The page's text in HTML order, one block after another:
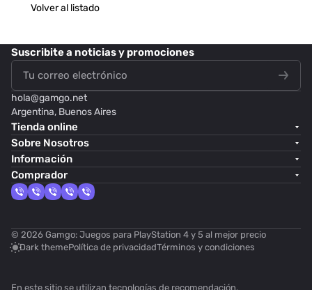
Volver al listado
Suscribitea noticias y promociones
hola@gamgo.net
Argentina, Buenos Aires
Tienda online
Sobre Nosotros
Información
Comprador
© 2026 Gamgo: Juegos para PlayStation 4 y 5 al mejor precio
Dark themePolítica de privacidadTérminos y condiciones
En este sitio se utilizan tecnologías de recomendación.